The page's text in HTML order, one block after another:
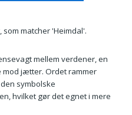
matcher 'Heimdal'.
mellem verdener, en
jætter. Ordet rammer
symbolske
hvilket gør det egnet i mere